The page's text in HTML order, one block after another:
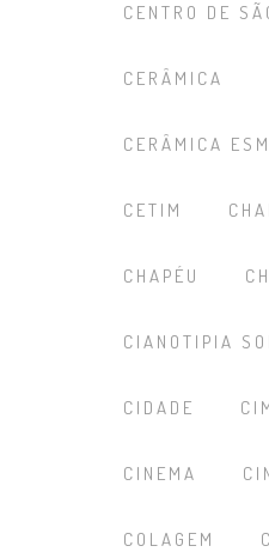
CENTRO DE
CERÂMICA
CERÂMICA
CETIM
CHAPÉU
CIANOTIPIA
CIDADE
CINEMA
COLAGEM